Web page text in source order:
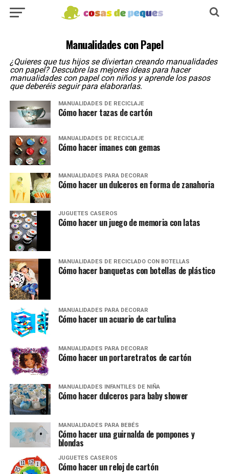
Manualidades con Papel
¿Quieres que tus hijos se diviertan creando manualidades
con papel? Descubre las mejores ideas para hacer
manualidades con papel con niños y aprende los pasos
que deberéis seguir para elaborarlas.
MANUALIDADES DE RECICLAJE
Cómo hacer tazas de cartón
MANUALIDADES DE RECICLAJE
Cómo hacer imanes con gemas
MANUALIDADES PARA DECORAR
Cómo hacer un dulceros en forma de zanahoria
JUGUETES CASEROS
Cómo hacer un juego de memoria con latas
MANUALIDADES DE RECICLADO CON BOTELLAS
Cómo hacer banquetas con botellas de plástico
MANUALIDADES PARA DECORAR
Cómo hacer un acuario de cartulina
MANUALIDADES PARA DECORAR
Cómo hacer un portaretratos de cartón
MANUALIDADES INFANTILES DE NIÑA
Cómo hacer dulceros para baby shower
MANUALIDADES PARA BEBÉS
Cómo hacer una guirnalda de pompones y
blondas
JUGUETES CASEROS
Cómo hacer un reloj de cartón